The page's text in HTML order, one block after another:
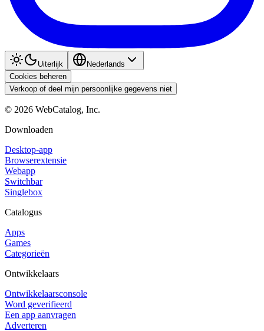
Uiterlijk
Nederlands
Cookies beheren
Verkoop of deel mijn persoonlijke gegevens niet
© 2026 WebCatalog, Inc.
Downloaden
Desktop-app
Browserextensie
Webapp
Switchbar
Singlebox
Catalogus
Apps
Games
Categorieën
Ontwikkelaars
Ontwikkelaarsconsole
Word geverifieerd
Een app aanvragen
Adverteren